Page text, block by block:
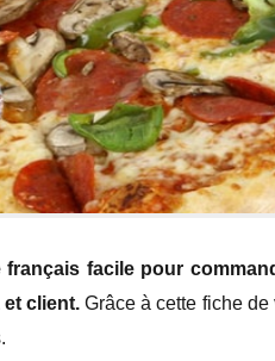
français facile pour
et client.Grâce à cette fiche